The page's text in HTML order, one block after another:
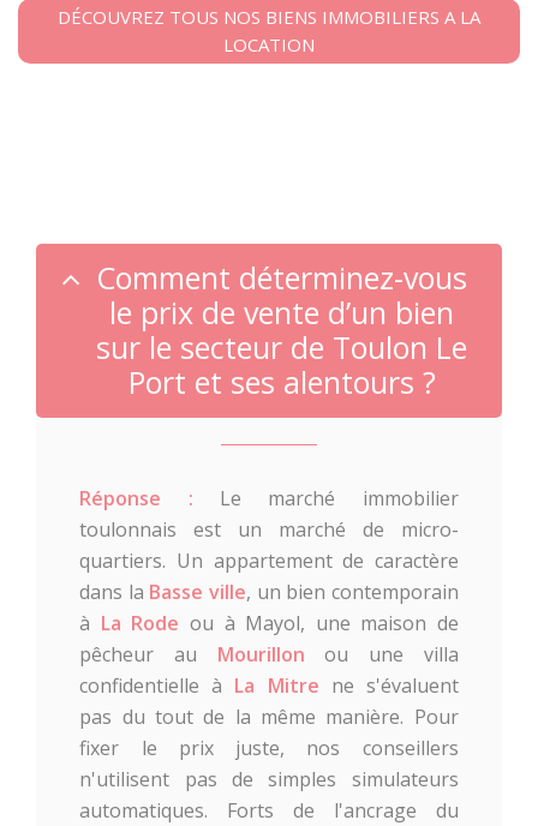
DÉCOUVREZ TOUS NOS BIENS IMMOBILIERS A LA
LOCATION
Comment déterminez-vous
le prix de vente d’un bien
sur le secteur de Toulon Le
Port et ses alentours ?
Réponse : Le marché immobilier
toulonnais est un marché de micro-
quartiers. Un appartement de caractère
dans la Basse ville, un bien contemporain
à La Rode ou à Mayol, une maison de
pêcheur au Mourillon ou une villa
confidentielle à La Mitre ne s'évaluent
pas du tout de la même manière. Pour
fixer le prix juste, nos conseillers
n'utilisent pas de simples simulateurs
automatiques. Forts de l'ancrage du